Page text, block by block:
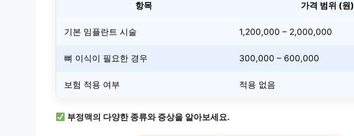
항목 가격 범위 (원)
기본 임플란트 시술 1,200,000 – 2,000,000
뼈 이식이 필요한 경우 300,000 – 600,000
보험 적용 여부 적용 없음
부정맥의 다양한 종류와 증상을 알아보세요.